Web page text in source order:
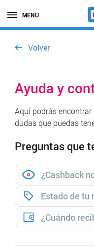
MENÚ
Volver
Ayuda y
Aquí podrás
dudas que puedas
Preguntas que
¿Cashback
Estado de tu
¿Cuándo